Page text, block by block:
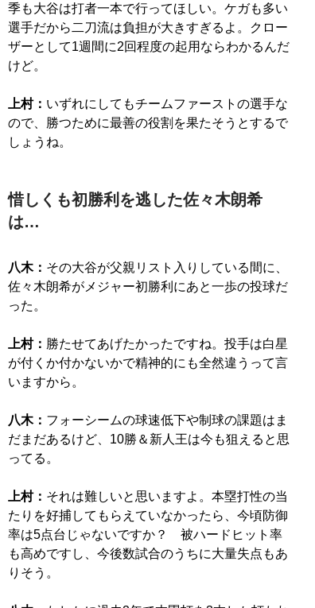
季も大谷は打者一本で行ってほしい。ケガも多い
選手だから二刀流は負担が大きすぎるよ。クロー
ザーとして1週間に2回程度の起用ならわかるんだ
けど。
上村： いずれにしてもチームファーストの選手な
ので、勝つために最善の役割を果たそうとするで
しょうね。
惜しくも初勝利を逃した佐々木朗希
は…
八木： その大谷が父親リスト入りしている間に、
佐々木朗希がメジャー初勝利にあと一歩の投球だ
った。
上村： 勝たせてあげたかったですね。投手は白星
が付くか付かないかで精神的にも全然違うって言
いますから。
八木： フォーシームの球速低下や制球の課題はま
だまだあるけど、10勝＆新人王は今も狙えると思
ってる。
上村： それは難しいと思いますよ。本塁打性の当
たりを好捕してもらえていなかったら、今頃防御
率は5点台じゃないですか？ 被ハードヒット率
も高めですし、今後数試合のうちに大量失点もあ
りそう。